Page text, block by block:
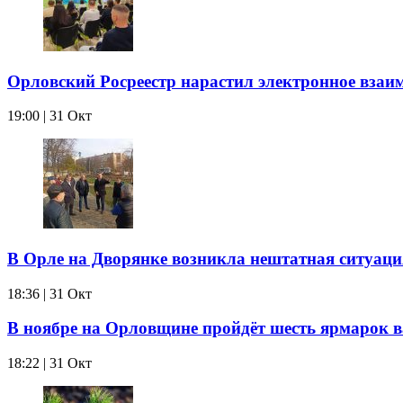
Орловский Росреестр нарастил электронное
19:00 | 31 Окт
В Орле на Дворянке возникла нештатная
18:36 | 31 Окт
В ноябре на Орловщине пройдёт шесть ярмарок
18:22 | 31 Окт